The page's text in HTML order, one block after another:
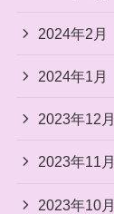
2024年2月
2024年1月
2023年12月
2023年11月
2023年10月